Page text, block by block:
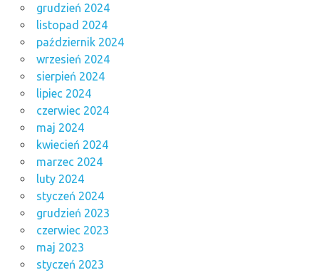
grudzień 2024
listopad 2024
październik 2024
wrzesień 2024
sierpień 2024
lipiec 2024
czerwiec 2024
maj 2024
kwiecień 2024
marzec 2024
luty 2024
styczeń 2024
grudzień 2023
czerwiec 2023
maj 2023
styczeń 2023